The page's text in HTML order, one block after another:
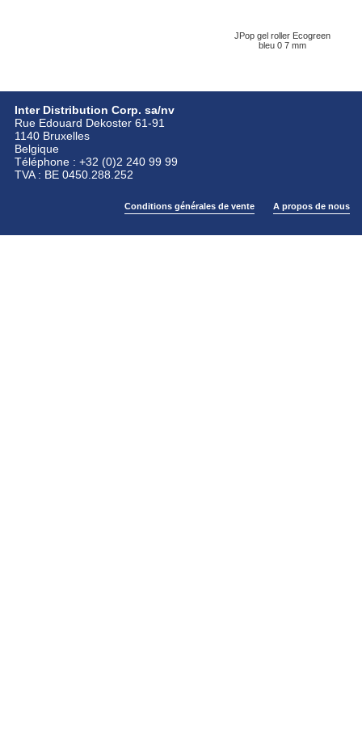
JPop gel roller Ecogreen
bleu 0 7 mm
Inter Distribution Corp. sa/nv
Rue Edouard Dekoster 61-91
1140 Bruxelles
Belgique
Téléphone : +32 (0)2 240 99 99
TVA : BE 0450.288.252
Conditions générales de vente A propos de nous